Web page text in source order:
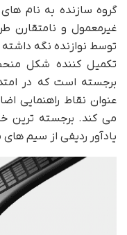
گروه سازنده به نام های
غیرمعمول و نامتقارن
توسط نوازنده نگه داشته
تکمیل کننده شکل
برجسته است که در
عنوان نقاط راهنمایی
می کند. برجسته ترین
یادآور ردیفی از سیم